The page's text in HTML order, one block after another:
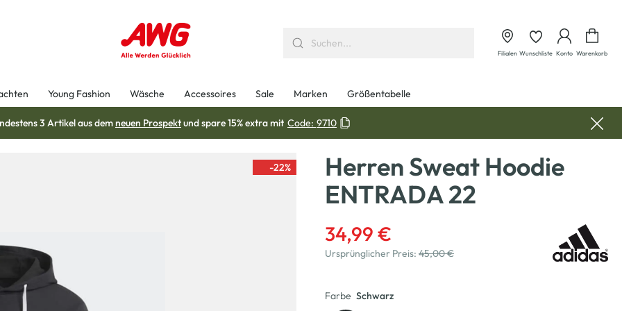
Filialen Wunschliste Konto Warenkorb
Young Fashion Wäsche Accessoires Sale Marken Größentabelle
3 Artikel aus demneuen Prospektund spare 15% extra mit Code: 9710
-22%
Herren Sweat Hoodie
ENTRADA 22
34,99 €
Ursprünglicher Preis: 45,00 €
Farbe Schwarz